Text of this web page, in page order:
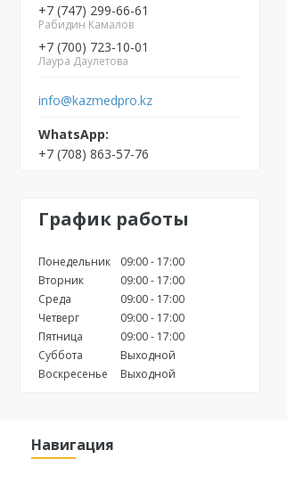
+7 (747) 299-66-61
Рабидин Камалов
+7 (700) 723-10-01
Лаура Даулетова
info@kazmedpro.kz
+7 (708) 863-57-76
График работы
Понедельник 09:00
17:00
Вторник
09:00
17:00
Среда
09:00
17:00
Четверг
09:00
17:00
Пятница
09:00
17:00
Суббота
Выходной
Воскресенье
Выходной
Навигация